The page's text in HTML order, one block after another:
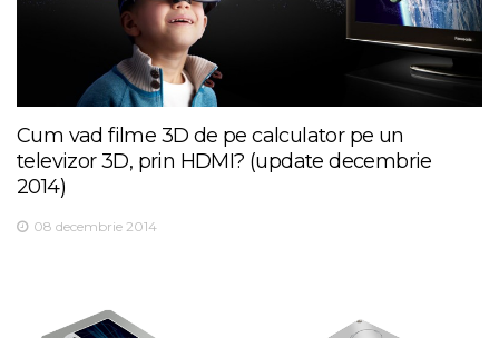
Cum vad filme 3D de pe calculator pe un
televizor 3D, prin HDMI? (update decembrie
2014)
08 decembrie 2014